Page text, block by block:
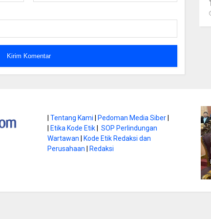
|Tentang Kami Pedoman Media Siber
Etika Kode Etik |SOP Perlindungan
Wartawan
Kode Etik Redaksi dan
Perusahaan
Redaksi
di Gunung
Ini
Literasi Jadi Bekal Utama
Siswa di Era Digital